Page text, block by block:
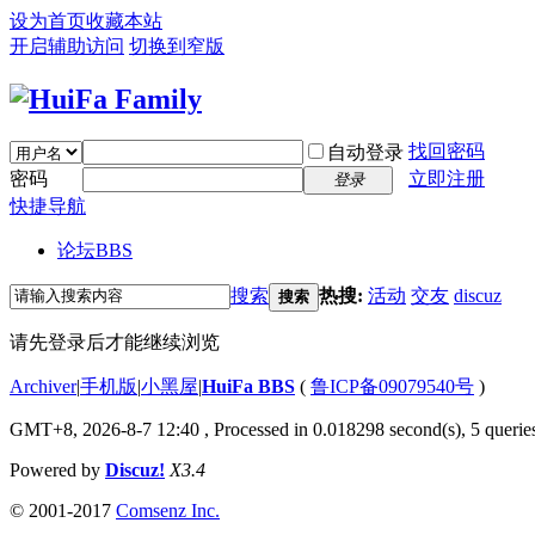
设为首页收藏本站
开启辅助访问 切换到窄版
自动登录 找回密码
密码
登录
立即注册
快捷导航
论坛BBS
搜索 搜索 热搜: 活动 交友 discuz
请先登录后才能继续浏览
Archiver|手机版|小黑屋|HuiFa BBS ( 鲁ICP备09079540号 )
GMT+8, 2026-8-7 12:40 , Processed in 0.018298 second(s), 5
Powered by Discuz! X3.4
© 2001-2017 Comsenz Inc.